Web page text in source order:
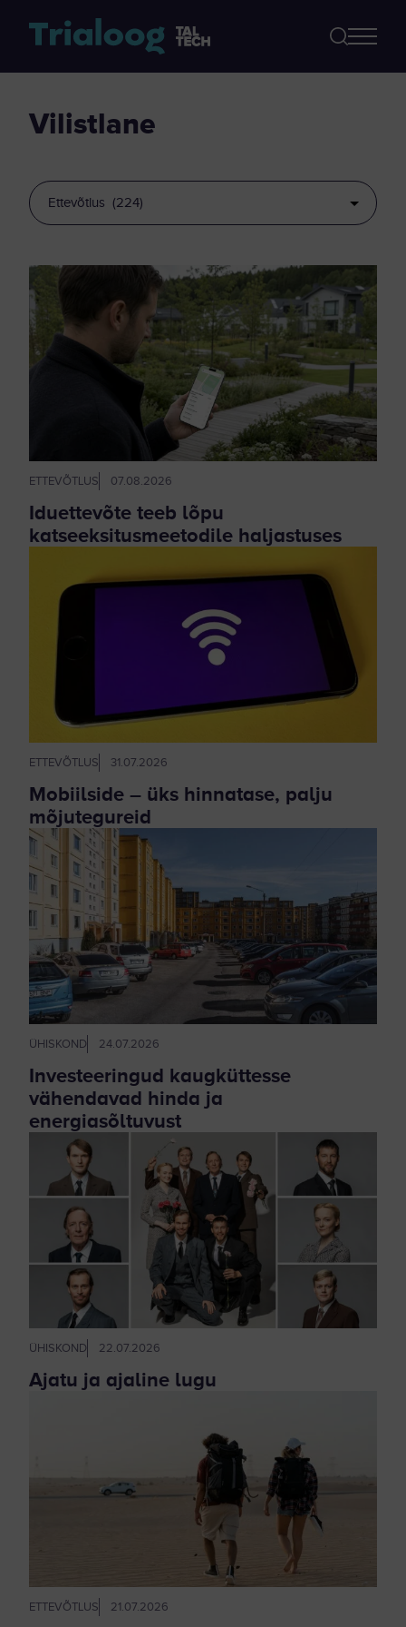
vilistlane
ETTEVÕTLUS 07.08.2026
Iduettevõte teeb lõpu
katseeksitusmeetodile haljastuses
ETTEVÕTLUS 31.07.2026
Mobiilside – üks hinnatase, palju
mõjutegureid
ÜHISKOND 24.07.2026
Investeeringud kaugküttesse
vähendavad hinda ja
energiasõltuvust
ÜHISKOND 22.07.2026
Ajatu ja ajaline lugu
ETTEVÕTLUS 21.07.2026